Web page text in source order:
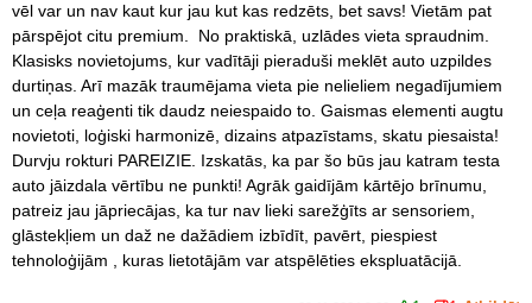
vēl var un nav kaut kur jau kut kas redzēts, bet savs! Vietām pat
pārspējot citu premium. No praktiskā, uzlādes vieta spraudnim.
Klasisks novietojums, kur vadītāji pieraduši meklēt auto uzpildes
durtiņas. Arī mazāk traumējama vieta pie nelieliem negadījumiem
un ceļa reaģenti tik daudz neiespaido to. Gaismas elementi augtu
novietoti, loģiski harmonizē, dizains atpazīstams, skatu piesaista!
Durvju rokturi PAREIZIE. Izskatās, ka par šo būs jau katram testa
auto jāizdala vērtību ne punkti! Agrāk gaidījām kārtējo brīnumu,
patreiz jau jāpriecājas, ka tur nav lieki sarežģīts ar sensoriem,
glāstekļiem un daž ne dažādiem izbīdīt, pavērt, piespiest
tehnoloģijām , kuras lietotājām var atspēlēties ekspluatācijā.